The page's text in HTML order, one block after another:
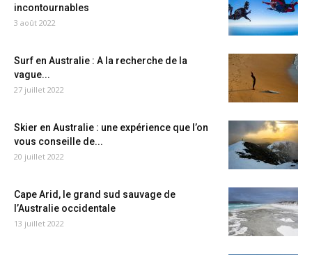
incontournables
3 août 2022
Surf en Australie : A la recherche de la
vague...
27 juillet 2022
Skier en Australie : une expérience que l’on
vous conseille de...
20 juillet 2022
Cape Arid, le grand sud sauvage de
l’Australie occidentale
13 juillet 2022